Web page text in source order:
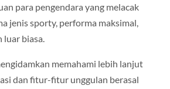
para pengendara yang melacak
jenis sporty, performa maksimal,
luar biasa.
memahami lebih lanjut
dan fitur-fitur unggulan berasal